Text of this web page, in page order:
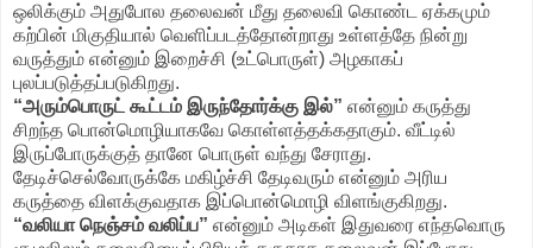
ஒலிக்கும் அதுபோல தலைவன் மீது தலைவி கொண்ட ஏக்கமும்
கற்பின் மிகுதியால் வெளிப்படத்தோன்றாது உள்ளத்தே நின்று
வருத்தும் என்னும் இறைச்சி (உட்பொருள்) அழகாகப்
புலப்படுத்தப்படுகிறது.
“அரும்பொருட் கூட்டம் இருந்தோர்க்கு இல்” என்னும் கருத்து
சிறந்த பொன்மொழியாகவே கொள்ளத்தக்கதாகும். வீட்டில்
இருப்போருக்குத் தானே பொருள் வந்து சேராது.
தேடிச்செல்வோருக்கே மகிழ்ச்சி தேடிவரும் என்னும் அரிய
கருத்தை விளக்குவதாக இப்பொன்மொழி விளங்குகிறது.
“வலியா நெஞ்சம் வலிப்ப” என்னும் அடிகள் இதுவரை எந்தவொரு